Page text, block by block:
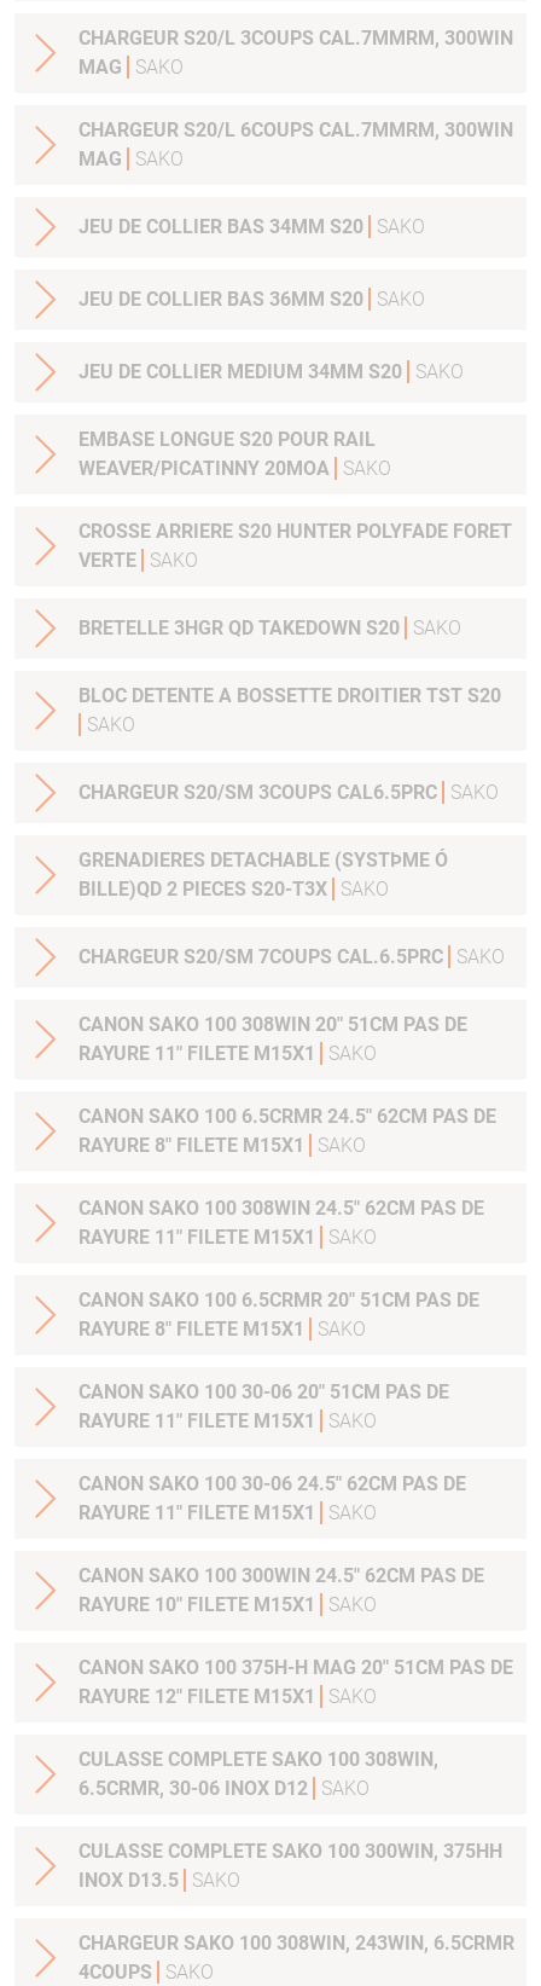
CHARGEUR S20/L 3COUPS CAL.7MMRM, 300WIN
MAG
SAKO
CHARGEUR S20/L 6COUPS CAL.7MMRM, 300WIN
MAG
SAKO
JEU DE COLLIER BAS 34MM S20 SAKO
JEU DE COLLIER BAS 36MM S20 SAKO
JEU DE COLLIER MEDIUM 34MM S20 SAKO
EMBASE LONGUE S20 POUR RAIL
WEAVER/PICATINNY 20MOA
SAKO
CROSSE ARRIERE S20 HUNTER POLYFADE FORET
VERTE
SAKO
BRETELLE 3HGR QD TAKEDOWN S20 SAKO
BLOC DETENTE A BOSSETTE DROITIER TST S20
SAKO
CHARGEUR S20/SM 3COUPS CAL6.5PRC SAKO
GRENADIERES DETACHABLE (SYSTÞME Ó
BILLE)QD 2 PIECES S20-T3X
SAKO
CHARGEUR S20/SM 7COUPS CAL.6.5PRC SAKO
CANON SAKO 100 308WIN 20" 51CM PAS DE
RAYURE 11" FILETE M15X1
SAKO
CANON SAKO 100 6.5CRMR 24.5" 62CM PAS DE
RAYURE 8" FILETE M15X1
SAKO
CANON SAKO 100 308WIN 24.5" 62CM PAS DE
RAYURE 11" FILETE M15X1
SAKO
CANON SAKO 100 6.5CRMR 20" 51CM PAS DE
RAYURE 8" FILETE M15X1
SAKO
CANON SAKO 100 30-06 20" 51CM PAS DE
RAYURE 11" FILETE M15X1
SAKO
CANON SAKO 100 30-06 24.5" 62CM PAS DE
RAYURE 11" FILETE M15X1
SAKO
CANON SAKO 100 300WIN 24.5" 62CM PAS DE
RAYURE 10" FILETE M15X1
SAKO
CANON SAKO 100 375H-H MAG 20" 51CM PAS DE
RAYURE 12" FILETE M15X1
SAKO
CULASSE COMPLETE SAKO 100 308WIN,
6.5CRMR, 30-06 INOX D12
SAKO
CULASSE COMPLETE SAKO 100 300WIN, 375HH
INOX D13.5
SAKO
CHARGEUR SAKO 100 308WIN, 243WIN, 6.5CRMR
4COUPS
SAKO